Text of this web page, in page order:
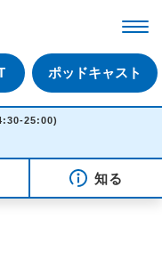
ポッドキャスト
25:00)
知る